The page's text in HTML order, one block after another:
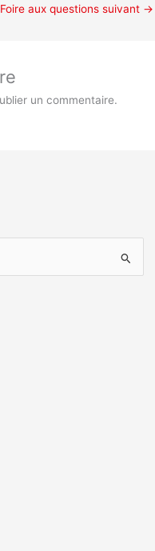
Foire aux questions suivant →
un commentaire.